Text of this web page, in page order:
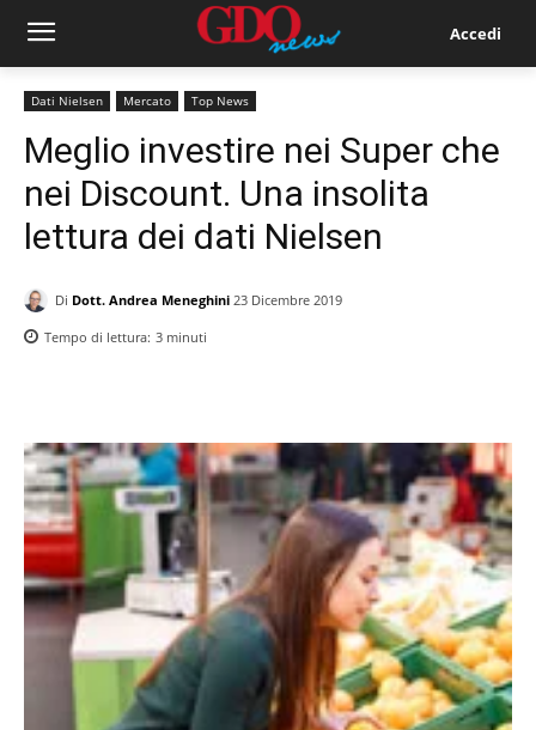
Accedi
Dati Nielsen Mercato Top News
Meglio investire nei Super che
nei Discount. Una insolita
lettura dei dati Nielsen
Di Dott. Andrea Meneghini 23 Dicembre 2019
Tempo di lettura: 3 minuti